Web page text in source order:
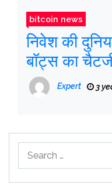
bitcoin news
निवेश की
बॉट्स का
Expert 3
for: